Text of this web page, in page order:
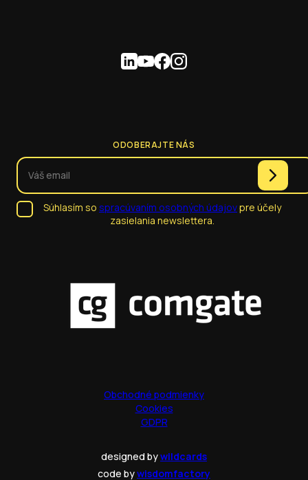
ODOBERAJTE NÁS
Súhlasím so spracúvaním osobných údajovpre účely
zasielania newslettera.
Obchodné podmienky
Cookies
GDPR
designed bywildcards
code bywisdomfactory